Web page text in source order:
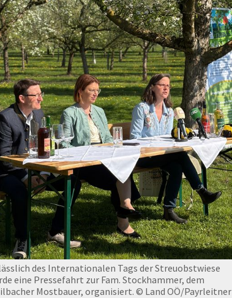
des Internationalen Tags der Streuobstwiese
eine Pressefahrt zur Fam. Stockhammer, dem
Mostbauer, organisiert. © Land OÖ/Payrleitner